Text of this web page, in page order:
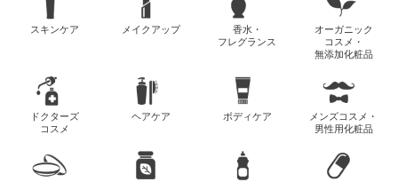
スキンケア メイクアップ
香水・
フレグランス
オーガニック
コスメ・
無添加化粧品
ドクターズ
コスメ
ヘアケア ボディケア
メンズコスメ・
男性用化粧品